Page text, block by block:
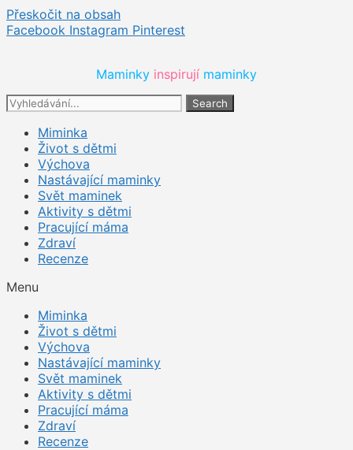
Přeskočit na obsah
Facebook Instagram Pinterest
Maminky inspirují maminky
Search
Miminka
Život s dětmi
Výchova
Nastávající maminky
Svět maminek
Aktivity s dětmi
Pracující máma
Zdraví
Recenze
Menu
Miminka
Život s dětmi
Výchova
Nastávající maminky
Svět maminek
Aktivity s dětmi
Pracující máma
Zdraví
Recenze